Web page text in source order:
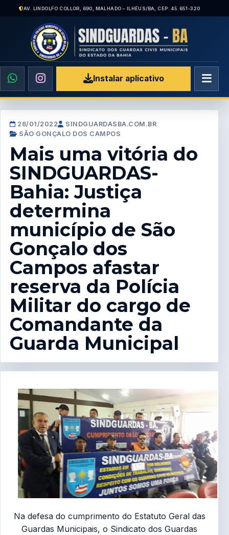
AV. LINDOLFO COLLOR, 690, MALHADO – ILHÉUS/BA, CEP: 45.651-320
Instalar aplicativo
26/01/2022
SINDGUARDASBA.COM.BR
SÃO GONÇALO DOS CAMPOS
Mais uma vitória do
SINDGUARDAS-
Bahia: Justiça
determina
município de São
Gonçalo dos
Campos afastar
reserva da Polícia
Militar do cargo de
Comandante da
Guarda Municipal
Na defesa do cumprimento do Estatuto Geral das
Guardas Municipais, o Sindicato dos Guardas